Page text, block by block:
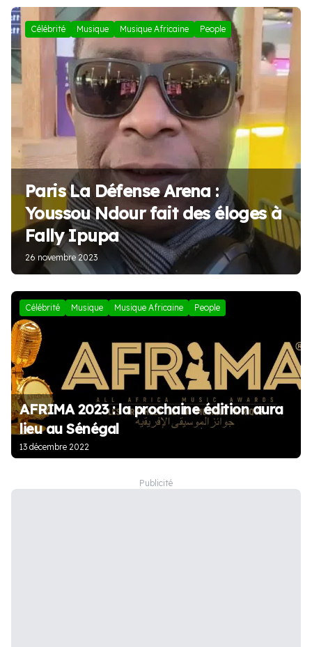
Célébrité Musique Musique Africaine People
Paris La Défense Arena :
Youssou Ndour fait des éloges à
Fally Ipupa
26 novembre 2023
Célébrité Musique Musique Africaine People
AFRIMA 2023 : la prochaine édition aura
lieu au Sénégal
13 décembre 2022